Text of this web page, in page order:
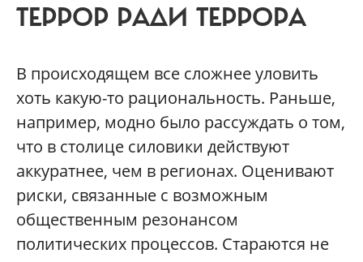
ТЕРРОР РАДИ ТЕРРОРА
В происходящем все сложнее уловить
хоть какую-то рациональность. Раньше,
например, модно было рассуждать о том,
что в столице силовики действуют
аккуратнее, чем в регионах. Оценивают
риски, связанные с возможным
общественным резонансом
политических процессов. Стараются не